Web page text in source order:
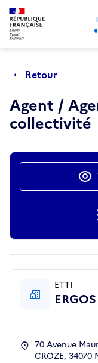
Aller au menu principal
Retour
Agent /
collectivité
Actions
ETTI
70 Avenue
CROZE,
Retour au début de la
Panneau de gestion